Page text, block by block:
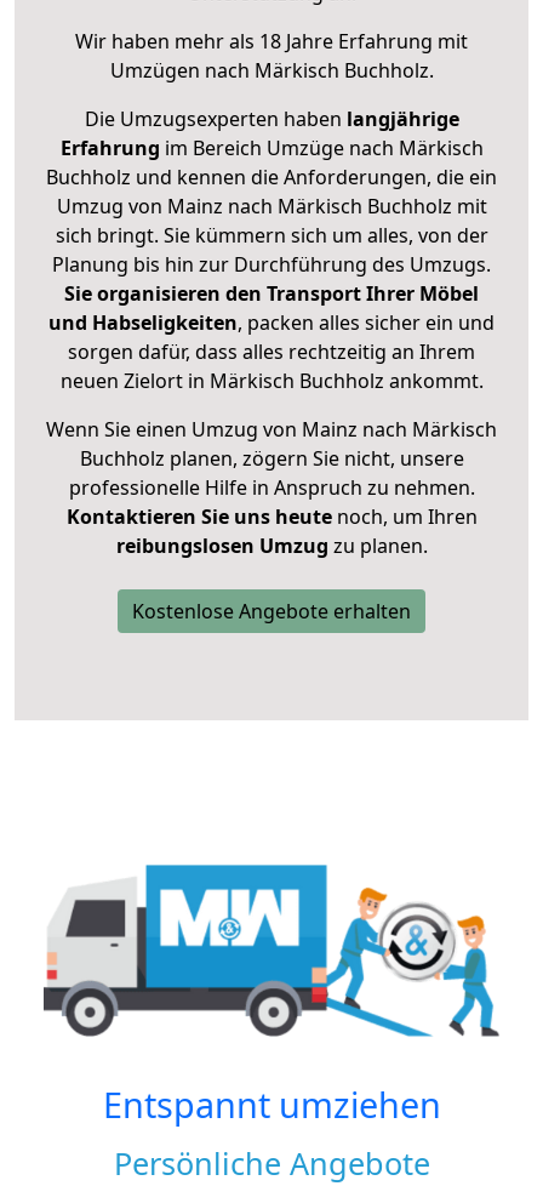
Wir haben mehr als 18 Jahre Erfahrung mit
Umzügen nach Märkisch Buchholz.
Die Umzugsexperten haben langjährige
Erfahrung im Bereich Umzüge nach Märkisch
Buchholz und kennen die Anforderungen, die ein
Umzug von Mainz nach Märkisch Buchholz mit
sich bringt. Sie kümmern sich um alles, von der
Planung bis hin zur Durchführung des Umzugs.
Sie organisieren den Transport Ihrer Möbel
und Habseligkeiten, packen alles sicher ein und
sorgen dafür, dass alles rechtzeitig an Ihrem
neuen Zielort in Märkisch Buchholz ankommt.
Wenn Sie einen Umzug von Mainz nach Märkisch
Buchholz planen, zögern Sie nicht, unsere
professionelle Hilfe in Anspruch zu nehmen.
Kontaktieren Sie uns heutenoch, um Ihren
reibungslosen Umzug zu planen.
Kostenlose Angebote erhalten
Entspannt umziehen
Persönliche Angebote